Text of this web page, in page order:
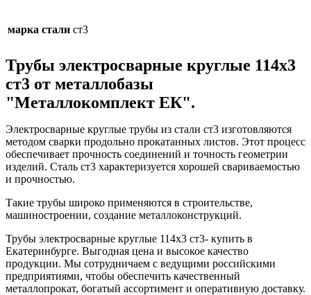
марка стали ст3
Трубы электросварные круглые 114x3
ст3 от металлобазы
"Металлокомплект ЕК".
Электросварные круглые трубы из стали ст3 изготовляются
методом сварки продольно прокатанных листов. Этот процесс
обеспечивает прочность соединений и точность геометрии
изделий. Сталь ст3 характеризуется хорошей свариваемостью
и прочностью.
Такие трубы широко применяются в строительстве,
машиностроении, создание металлоконструкций.
Трубы электросварные круглые 114x3 ст3- купить в
Екатеринбурге. Выгодная цена и высокое качество
продукции. Мы сотрудничаем с ведущими российскими
предприятиями, чтобы обеспечить качественный
металлопрокат, богатый ассортимент и оперативную доставку.